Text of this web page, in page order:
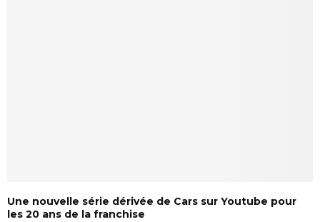
Une nouvelle série dérivée de Cars sur Youtube pour
les 20 ans de la franchise